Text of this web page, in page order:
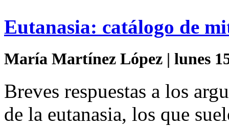
Eutanasia: catálogo de
María Martínez López | lunes
Breves respuestas a los
de la eutanasia, los que